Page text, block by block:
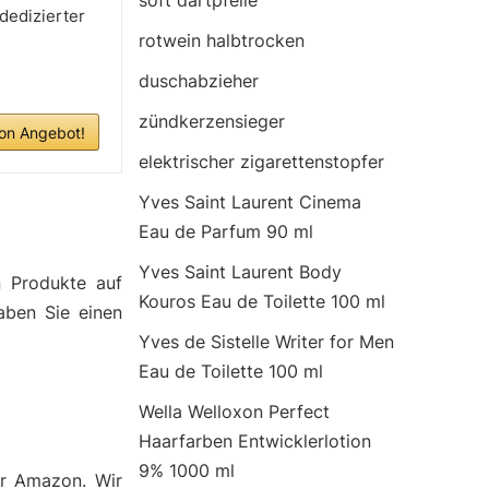
Angebot!
Produkte auf
Sie einen
Amazon. Wir
rotwein halbtrocken
duschabzieher
zündkerzensieger
elektrischer zigarettenstopfer
Yves Saint Laurent Cinema
Eau de Parfum 90 ml
Yves Saint Laurent Body
Kouros Eau de Toilette 100 ml
Yves de Sistelle Writer for Men
Eau de Toilette 100 ml
Wella Welloxon Perfect
Haarfarben Entwicklerlotion
9% 1000 ml